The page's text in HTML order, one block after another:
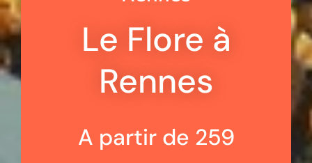
Le Flore à
Rennes
A partir de 259